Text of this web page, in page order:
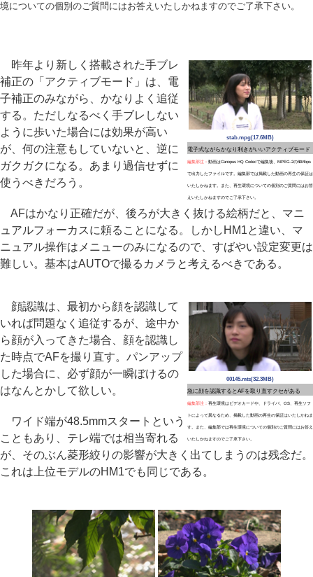
境についての個別のご質問にはお答えいたしかねますのでご了承下さい。
stab.mpg(17.6MB)
電子式ながらかなり利きがいいアクティブモード
編集部注： 動画はCanopus HQ Codecで編集後、MPEG-2の50Mbps
で出力したファイルです。編集部では掲載した動画の再生の保証は
いたしかねます。また、再生環境についての個別のご質問にはお答
えいたしかねますのでご了承下さい。
昨年より新しく搭載された手ブレ
補正の「アクティブモード」は、電
子補正のみながら、かなりよく追従
する。ただしなるべく手ブレしない
ように歩いた場合には効果が高い
が、何の注意もしていないと、逆に
ガクガクになる。あまり過信せずに
使うべきだろう。
AFはかなり正確だが、後ろが大きく抜ける絵柄だと、マニ
ュアルフォーカスに頼ることになる。しかしHM1と違い、マ
ニュアル操作はメニューのみになるので、すばやい設定変更は
難しい。基本はAUTOで撮るカメラと考えるべきである。
00145.mts(32.3MB)
急に顔を認識するとAFを取り直すクセがある
編集部注： 再生環境はビデオカードや、ドライバ、OS、再生ソフ
トによって異なるため、掲載した動画の再生の保証はいたしかねま
す。また、編集部では再生環境についての個別のご質問にはお答え
いたしかねますのでご了承下さい。
顔認識は、最初から顔を認識して
いれば問題なく追従するが、途中か
ら顔が入ってきた場合、顔を認識し
た時点でAFを撮り直す。パンアップ
した場合に、必ず顔が一瞬ぼけるの
はなんとかして欲しい。
ワイド端が48.5mmスタートという
こともあり、テレ端では相当寄れる
が、そのぶん菱形絞りの影響が大きく出てしまうのは残念だ。
これは上位モデルのHM1でも同じである。